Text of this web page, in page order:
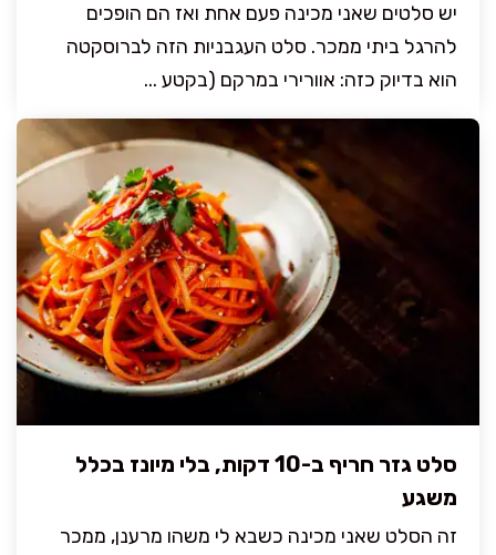
יש סלטים שאני מכינה פעם אחת ואז הם הופכים
להרגל ביתי ממכר. סלט העגבניות הזה לברוסקטה
הוא בדיוק כזה: אוורירי במרקם (בקטע ...
סלט גזר חריף ב-10 דקות, בלי מיונז בכלל
משגע
זה הסלט שאני מכינה כשבא לי משהו מרענן, ממכר